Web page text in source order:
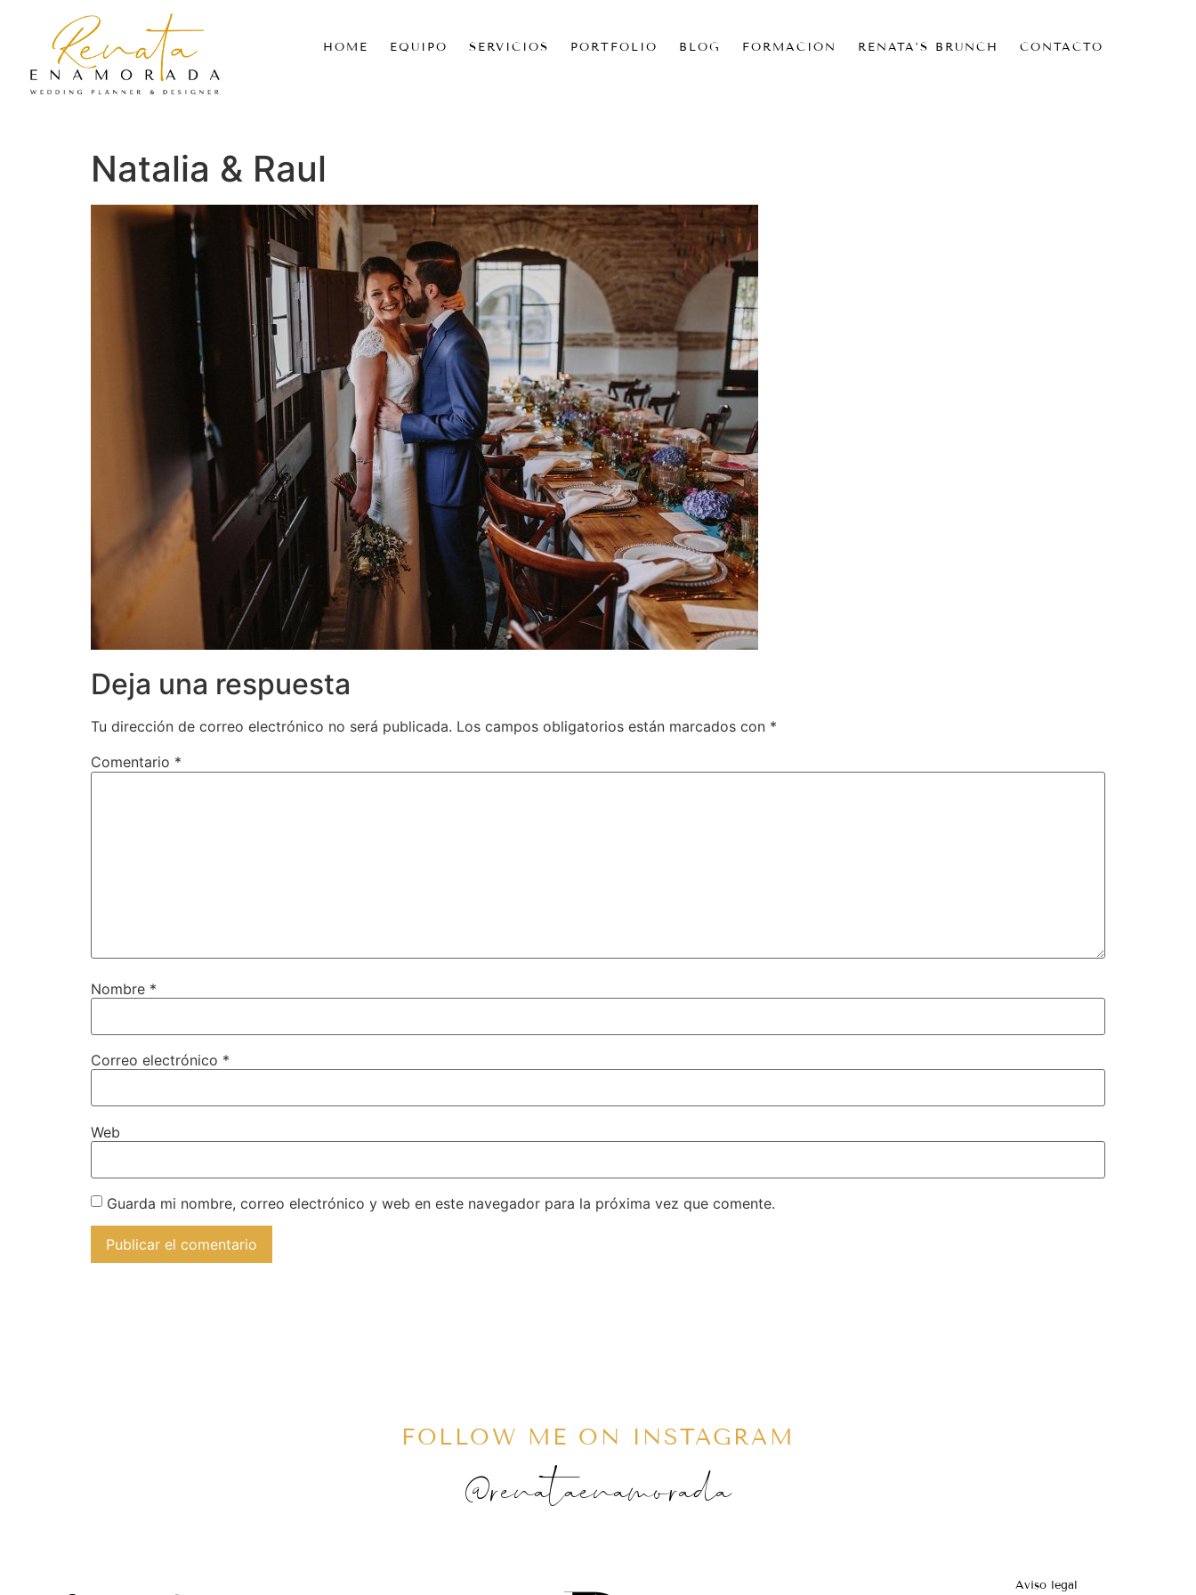
HOME EQUIPO SERVICIOS PORTFOLIO BLOG FORMACIÓN RENATA’S BRUNCH CONTACTO
Natalia & Raul
Deja una respuesta
Tu dirección de correo electrónico no será publicada. Los campos obligatorios están marcados con *
Comentario *
Nombre *
Correo electrónico *
Web
Guarda mi nombre, correo electrónico y web en este navegador para la próxima vez que comente.
FOLLOW ME ON INSTAGRAM
@renataenamorada
Aviso legal